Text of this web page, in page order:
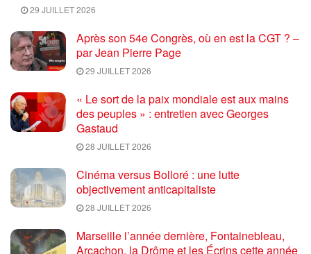
29 JUILLET 2026
Après son 54e Congrès, où en est la CGT ? –
par Jean Pierre Page
29 JUILLET 2026
« Le sort de la paix mondiale est aux mains
des peuples » : entretien avec Georges
Gastaud
28 JUILLET 2026
Cinéma versus Bolloré : une lutte
objectivement anticapitaliste
28 JUILLET 2026
Marseille l’année dernière, Fontainebleau,
Arcachon, la Drôme et les Écrins cette année